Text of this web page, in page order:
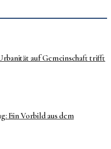
auf Gemeinschaft trifft
Ein Vorbild aus dem